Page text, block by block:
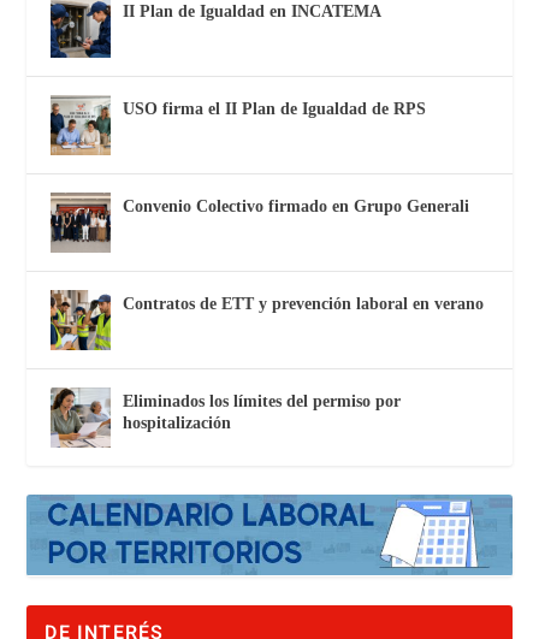
II Plan de Igualdad en INCATEMA
USO firma el II Plan de Igualdad de RPS
Convenio Colectivo firmado en Grupo Generali
Contratos de ETT y prevención laboral en verano
Eliminados los límites del permiso por
hospitalización
DE INTERÉS